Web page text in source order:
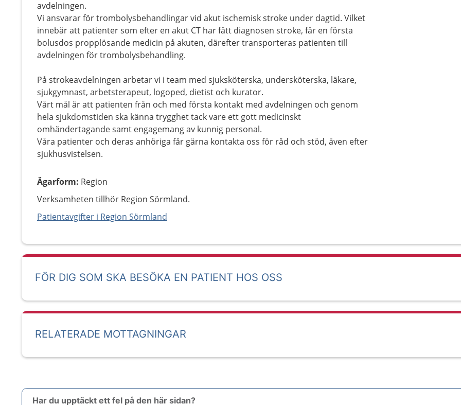
avdelningen.
Vi ansvarar för trombolysbehandlingar vid akut ischemisk stroke under dagtid. Vilket
innebär att patienter som efter en akut CT har fått diagnosen stroke, får en första
bolusdos propplösande medicin på akuten, därefter transporteras patienten till
avdelningen för trombolysbehandling.
På strokeavdelningen arbetar vi i team med sjuksköterska, undersköterska, läkare,
sjukgymnast, arbetsterapeut, logoped, dietist och kurator.
Vårt mål är att patienten från och med första kontakt med avdelningen och genom
hela sjukdomstiden ska känna trygghet tack vare ett gott medicinskt
omhändertagande samt engagemang av kunnig personal.
Våra patienter och deras anhöriga får gärna kontakta oss för råd och stöd, även efter
sjukhusvistelsen.
Ägarform: Region
Verksamheten tillhör Region Sörmland.
Patientavgifter i Region Sörmland
FÖR DIG SOM SKA BESÖKA EN PATIENT HOS OSS
RELATERADE MOTTAGNINGAR
Har du upptäckt ett fel på den här sidan?